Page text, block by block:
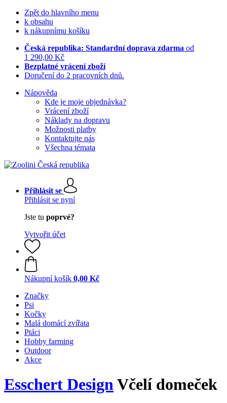
Zpět do hlavního menu
k obsahu
k nákupnímu košíku
Česká republika: Standardní doprava zdarma od
1 290,00 Kč
Bezplatné vrácení zboží
Doručení do 2 pracovních dnů.
Nápověda
Kde je moje objednávka?
Vrácení zboží
Náklady na dopravu
Možnosti platby
Kontaktujte nás
Všechna témata
Přihlásit se
Přihlásit se nyní
Jste tu poprvé?
Vytvořit účet
Nákupní košík 0,00 Kč
Značky
Psi
Kočky
Malá domácí zvířata
Ptáci
Hobby farming
Outdoor
Akce
Esschert DesignVčelí domeček